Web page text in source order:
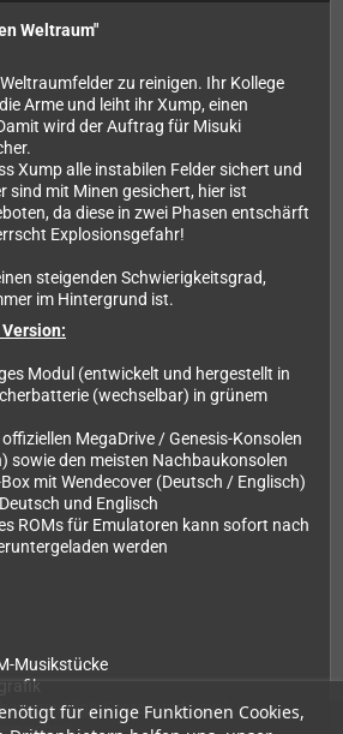
für einige Funktionen Cookies,
Weltraum"
zu reinigen. Ihr Kollege
Arme und leiht ihr Xump, einen
wird der Auftrag für Misuki
Xump alle instabilen Felder sichert und
sind mit Minen gesichert, hier ist
da diese in zwei Phasen entschärft
Explosionsgefahr!
steigenden Schwierigkeitsgrad,
im Hintergrund ist.
Modul (entwickelt und hergestellt in
(wechselbar) in grünem
MegaDrive / Genesis-Konsolen
sowie den meisten Nachbaukonsolen
mit Wendecover (Deutsch / Englisch)
und Englisch
ROMs für Emulatoren kann sofort nach
werden
Musikstücke
High-Scores und Level-